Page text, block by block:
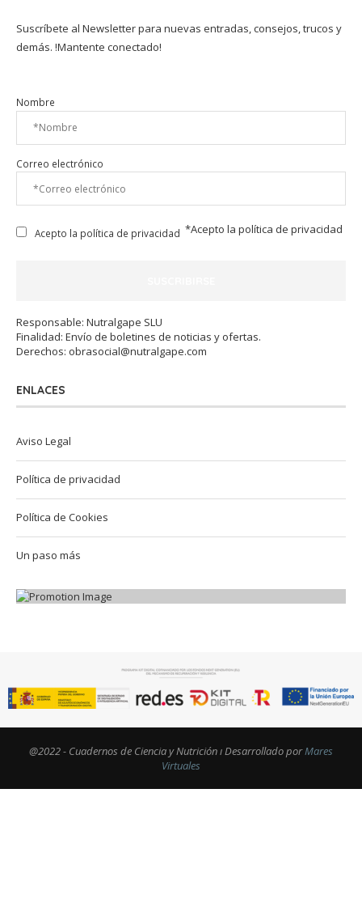
Suscríbete al Newsletter para nuevas entradas, consejos, trucos y
demás. !Mantente conectado!
Nombre
Correo electrónico
Acepto la política de privacidad *Acepto la política de privacidad
Responsable: Nutralgape SLU
Finalidad: Envío de boletines de noticias y ofertas.
Derechos: obrasocial@nutralgape.com
ENLACES
Aviso Legal
Política de privacidad
Política de Cookies
Un paso más
@2022 - Cuadernos de Ciencia y Nutrición ı Desarrollado porMares
Virtuales